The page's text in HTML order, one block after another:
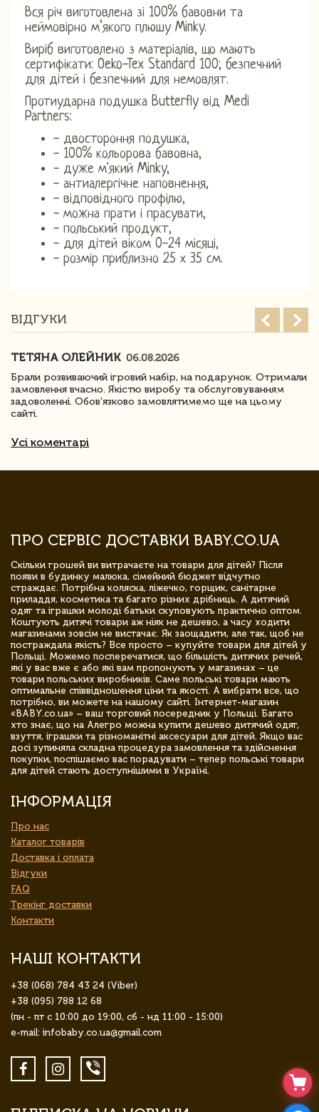
Вся річ виготовлена ​​зі 100% бавовни та
неймовірно м’якого плюшу Minky.
Виріб виготовлено з матеріалів, що мають
сертифікати: Oeko-Tex Standard 100; безпечний
для дітей і безпечний для немовлят.
Протиударна подушка Butterfly від Medi
Partners:
- двостороння подушка,
- 100% кольорова бавовна,
- дуже м'який Minky,
- антиалергічне наповнення,
- відповідного профілю,
- можна прати і прасувати,
- польський продукт,
- для дітей віком 0-24 місяці,
- розмір приблизно 25 х 35 см.
ВІДГУКИ
ТЕТЯНА ОЛЕЙНИК 06.08.2026
Брали розвиваючий ігровий набір, на подарунок. Отримали
замовлення вчасно. Якістю виробу та обслуговуванням
задоволенні. Обов'язково замовлятимемо ще на цьому
сайті.
Усі коментарі
ПРО СЕРВІС ДОСТАВКИ BABY.CO.UA
Скільки грошей ви витрачаєте на товари для дітей? Після
появи в будинку малюка, сімейний бюджет відчутно
страждає. Потрібна коляска, ліжечко, горщик, санітарне
приладдя, косметика та багато різних дрібниць. А дитячий
одяг та іграшки молоді батьки скуповують практично оптом.
Коштують дитячі товари аж ніяк не дешево, а часу ходити
магазинами зовсім не вистачає. Як заощадити, але так, щоб не
постраждала якість? Все просто – купуйте товари для дітей у
Польщі. Можемо посперечатися, що більшість дитячих речей,
які у вас вже є або які вам пропонують у магазинах – це
товари польських виробників. Саме польські товари мають
оптимальне співвідношення ціни та якості. А вибрати все, що
потрібно, ви можете на нашому сайті. Інтернет-магазин
«BABY.co.ua» – ваш торговий посередник у Польщі. Багато
хто знає, що на Алегро можна купити дешево дитячий одяг,
взуття, іграшки та різноманітні аксесуари для дітей. Якщо вас
досі зупиняла складна процедура замовлення та здійснення
покупки, поспішаємо вас порадувати – тепер польські товари
для дітей стають доступнішими в Україні.
ІНФОРМАЦІЯ
Про нас
Каталог товарів
Доставка і оплата
Відгуки
FAQ
Трекінг доставки
Контакти
НАШІ КОНТАКТИ
+38 (068) 784 43 24 (Viber)
+38 (095) 788 12 68
(пн - пт с 10:00 до 19:00, сб - нд 11:00 - 15:00)
e-mail: infobaby.co.ua@gmail.com